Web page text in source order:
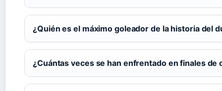
¿Quién es el máximo goleador de la historia del
¿Cuántas veces se han enfrentado en finales de